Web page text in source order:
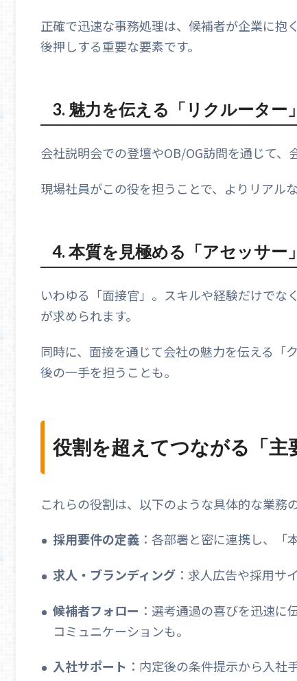
正確で迅速な事務処理は、候補者が企業に抱
後押しする重要な要素です。
3. 魅力を伝える「リクルーター」
会社説明会での登壇やOB/OG訪問を通じて、
現場社員がこの役を担うことで、よりリアル
4. 本質を見極める「アセッサー」
いわゆる「面接官」。スキルや経験だけでな
が求められます。
同時に、面接を通じて会社の魅力を伝える「
後の一手を担うことも。
役割を超えてつながる「主
これらの役割は、以下のような具体的な業務
採用要件の定義 ：各部署と密に連携し、「
求人・ブランディング ：求人広告や採用サ
候補者フォロー ：選考通過の喜びを迅速
コミュニケーションも。
入社サポート ：内定後の条件提示から入